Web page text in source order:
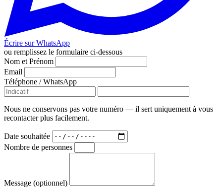
Écrire sur WhatsApp
ou remplissez le formulaire ci-dessous
Nom et Prénom
Email
Téléphone / WhatsApp
Nous ne conservons pas votre numéro — il sert uniquement à vous
recontacter plus facilement.
Date souhaitée
Nombre de personnes
Message (optionnel)